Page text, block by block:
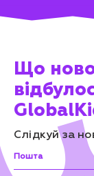
Що
Слідкуй за